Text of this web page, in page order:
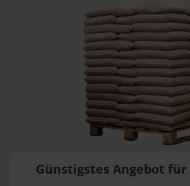
Günstigstes Angebot für